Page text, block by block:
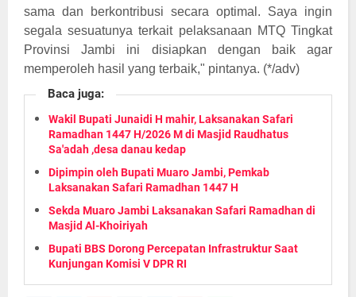
sama dan berkontribusi secara optimal. Saya ingin
segala sesuatunya terkait pelaksanaan MTQ Tingkat
Provinsi Jambi ini disiapkan dengan baik agar
memperoleh hasil yang terbaik," pintanya. (*/adv)
Baca juga:
Wakil Bupati Junaidi H mahir, Laksanakan Safari
Ramadhan 1447 H/2026 M di Masjid Raudhatus
Sa'adah ,desa danau kedap
Dipimpin oleh Bupati Muaro Jambi, Pemkab
Laksanakan Safari Ramadhan 1447 H
Sekda Muaro Jambi Laksanakan Safari Ramadhan di
Masjid Al-Khoiriyah
Bupati BBS Dorong Percepatan Infrastruktur Saat
Kunjungan Komisi V DPR RI